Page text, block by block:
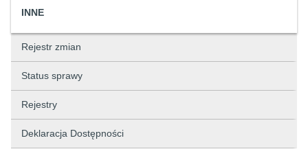
INNE
Rejestr zmian
Status sprawy
Rejestry
Deklaracja Dostępności